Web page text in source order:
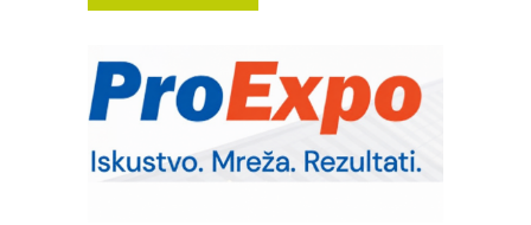
Trajna oznaka kao dugoročna korist
IB BLUMENAUER - više od 40 godina
poverenja u industriji
RMQ-TITAN ADVANCED INDICATOR
– Pametna signalizacija za efikasnije
upravljanje mašinama